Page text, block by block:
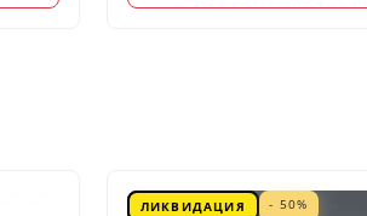
ЛИКВИДАЦИЯ - 50%